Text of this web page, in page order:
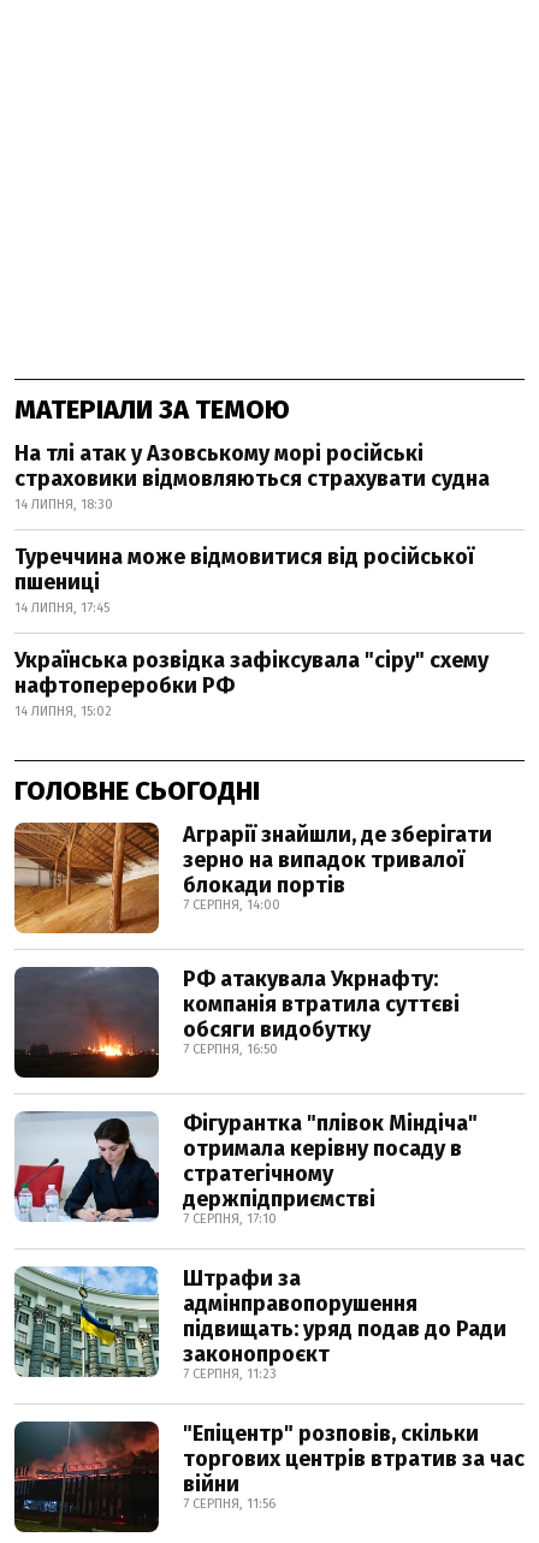
МАТЕРІАЛИ ЗА ТЕМОЮ
На тлі атак у Азовському морі російські
страховики відмовляються страхувати судна
14 ЛИПНЯ, 18:30
Туреччина може відмовитися від російської
пшениці
14 ЛИПНЯ, 17:45
Українська розвідка зафіксувала "сіру" схему
нафтопереробки РФ
14 ЛИПНЯ, 15:02
ГОЛОВНЕ СЬОГОДНІ
Аграрії знайшли, де зберігати
зерно на випадок тривалої
блокади портів
7 СЕРПНЯ, 14:00
РФ атакувала Укрнафту:
компанія втратила суттєві
обсяги видобутку
7 СЕРПНЯ, 16:50
Фігурантка "плівок Міндіча"
отримала керівну посаду в
стратегічному
держпідприємстві
7 СЕРПНЯ, 17:10
Штрафи за
адмінправопорушення
підвищать: уряд подав до Ради
законопроєкт
7 СЕРПНЯ, 11:23
"Епіцентр" розповів, скільки
торгових центрів втратив за час
війни
7 СЕРПНЯ, 11:56